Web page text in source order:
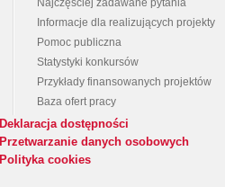
Najczęściej zadawane pytania
Informacje dla realizujących projekty
Pomoc publiczna
Statystyki konkursów
Przykłady finansowanych projektów
Baza ofert pracy
Deklaracja dostępności
Przetwarzanie danych osobowych
Polityka cookies